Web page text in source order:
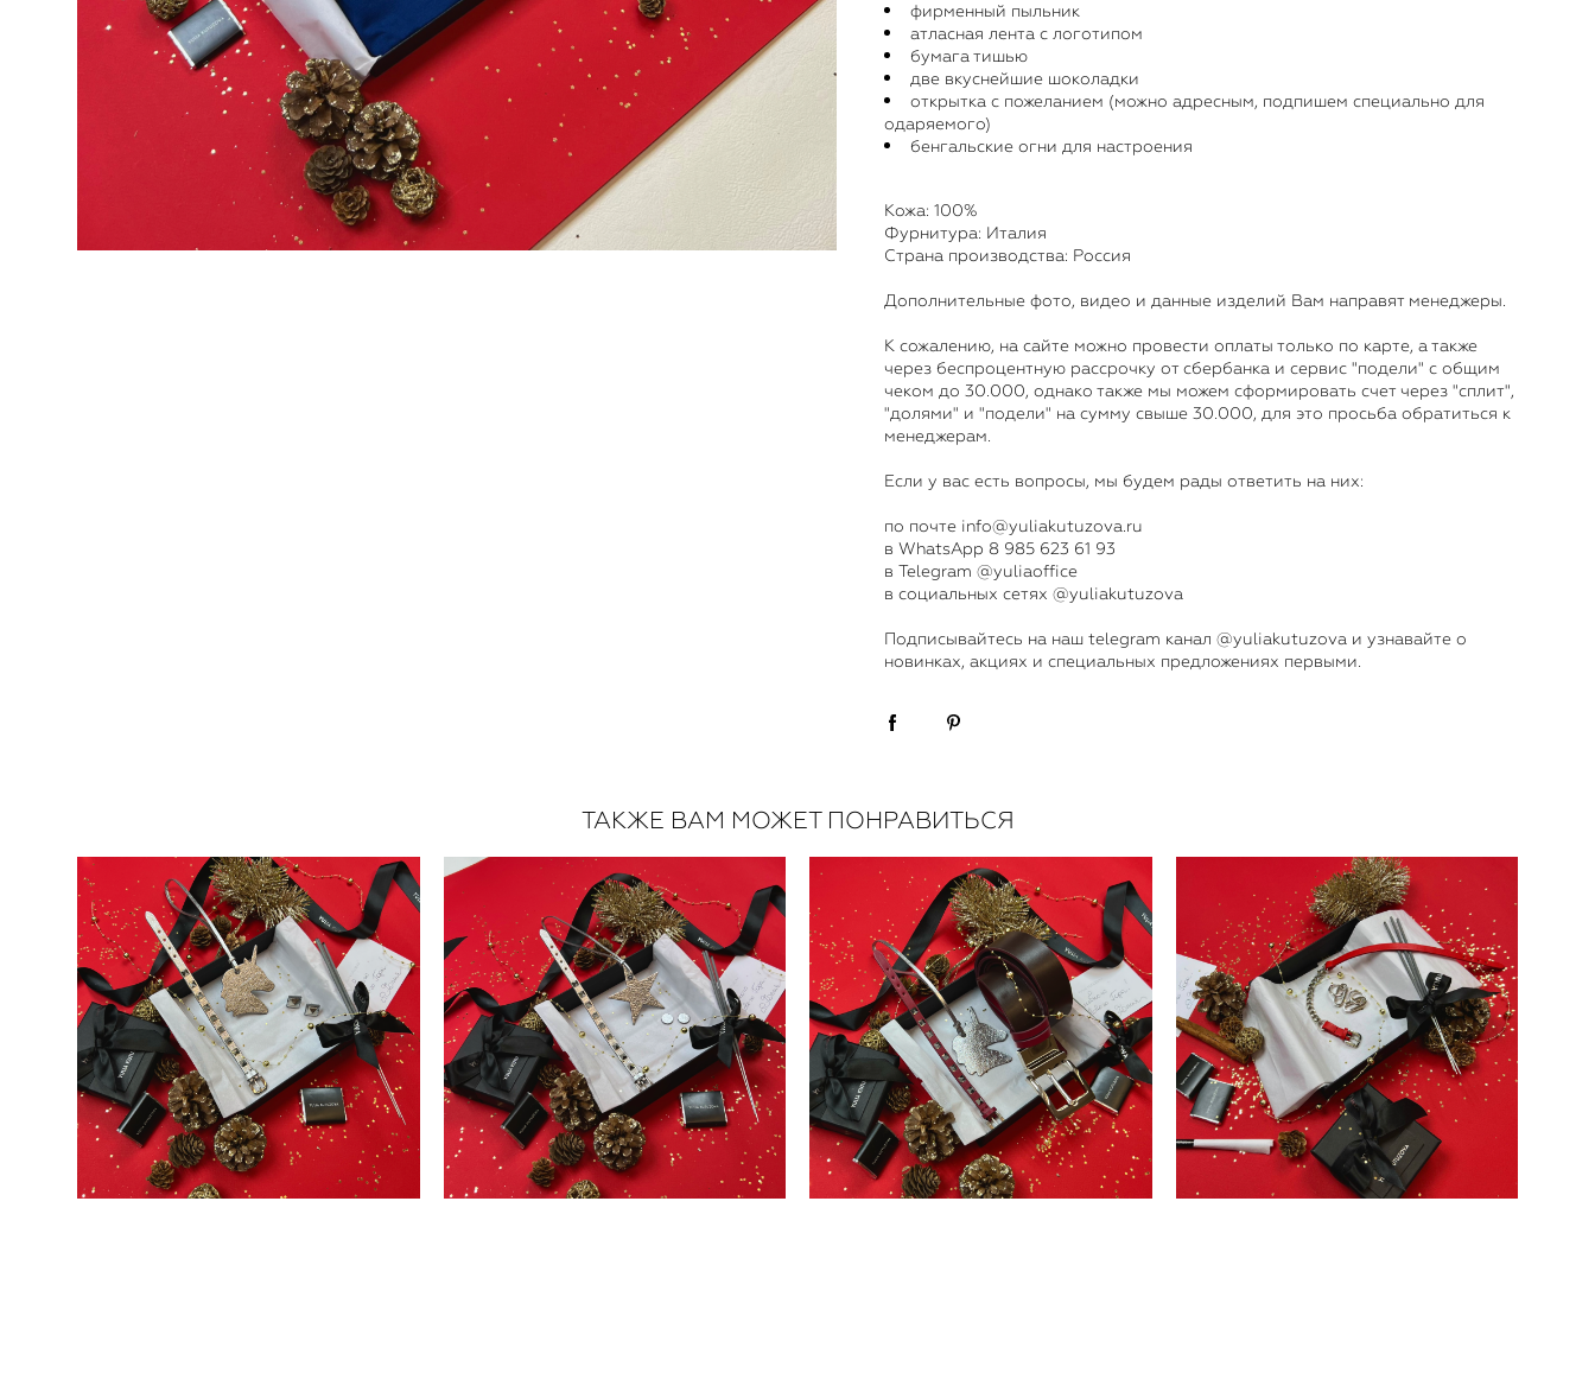
фирменный пыльник
атласная лента с логотипом
бумага тишью
две вкуснейшие шоколадки
открытка с пожеланием (можно адресным, подпишем специально для
одаряемого)
бенгальские огни для настроения
Кожа: 100%
Фурнитура: Италия
Страна производства: Россия
Дополнительные фото, видео и данные изделий Вам направят менеджеры.
К сожалению, на сайте можно провести оплаты только по карте, а также
через беспроцентную рассрочку от сбербанка и сервис "подели" с общим
чеком до 30.000, однако также мы можем сформировать счет через "сплит",
"долями" и "подели" на сумму свыше 30.000, для это просьба обратиться к
менеджерам.
Если у вас есть вопросы, мы будем рады ответить на них:
по почте info@yuliakutuzova.ru
в WhatsApp 8 985 623 61 93
в Telegram @yuliaoffice
в социальных сетях @yuliakutuzova
​Подписывайтесь на наш telegram канал @yuliakutuzova и узнавайте о
новинках, акциях и специальных предложениях первыми.
ТАКЖЕ ВАМ МОЖЕТ ПОНРАВИТЬСЯ
набор №4
19 800 pуб.
12 990 pуб.
набор №5
17 800 pуб.
11 990 pуб.
набор №23
27 800 pуб.
16 990 pуб.
набор №74
11 800 pуб.
7 990 pуб.